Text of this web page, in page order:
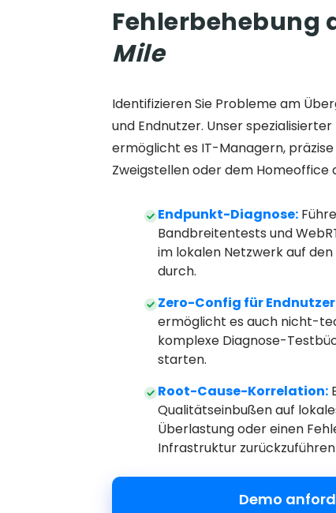
Fehlerbehebung
Mile
Identifizieren Sie Probleme am
und Endnutzer. Unser
ermöglicht es IT-Managern,
Zweigstellen oder dem Homeoffice
Endpunkt-Diagnose:
Bandbreitentests und
im lokalen Netzwerk auf
durch.
Zero-Config für
ermöglicht es auch nicht-
komplexe Diagnose-
starten.
Root-Cause-Korrelation:
Qualitätseinbußen auf
Überlastung oder einen
Infrastruktur zurückzuführen
Demo